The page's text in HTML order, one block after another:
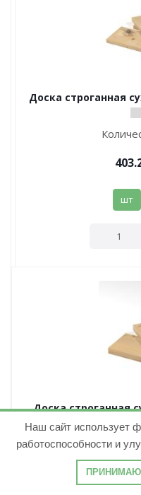
Доска строганная
шт
Доска строганная
Наш сайт использует
работоспособности и
ПРИНИМАЮ